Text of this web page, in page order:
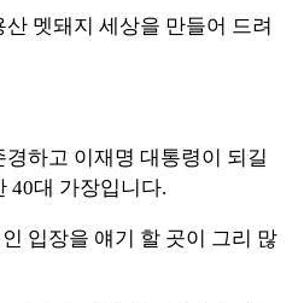
멧돼지 세상을 만들어 드려
하고 이재명 대통령이 되길
40대 가장입니다.
입장을 얘기 할 곳이 그리 많